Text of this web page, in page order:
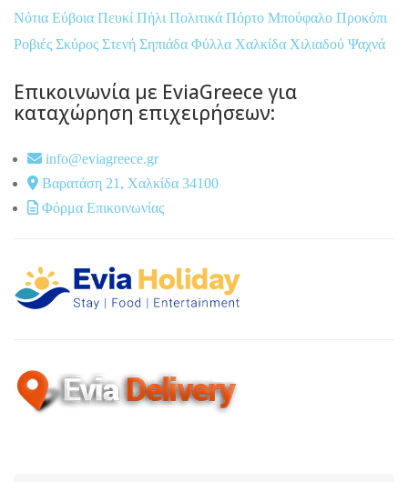
Νότια Εύβοια Πευκί Πήλι Πολιτικά Πόρτο Μπούφαλο Προκόπι
Ροβιές Σκύρος Στενή Σηπιάδα Φύλλα Χαλκίδα Χιλιαδού Ψαχνά
Επικοινωνία με EviaGreece για
καταχώρηση επιχειρήσεων:
info@eviagreece.gr
Βαρατάση 21, Χαλκίδα 34100
Φόρμα Επικοινωνίας